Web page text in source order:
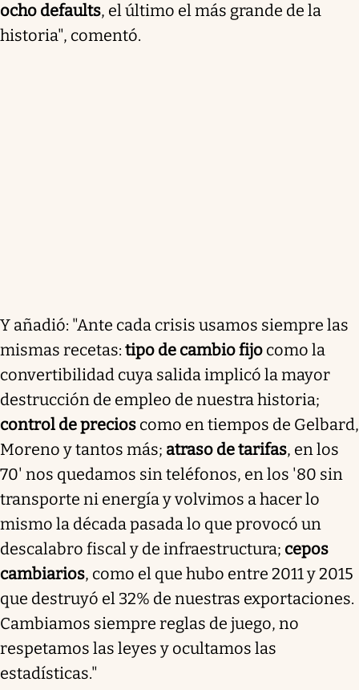
ocho defaults, el último el más grande de la
historia", comentó.
Y añadió: "Ante cada crisis usamos siempre las
mismas recetas: tipo de cambio fijo como la
convertibilidad cuya salida implicó la mayor
destrucción de empleo de nuestra historia;
control de precios como en tiempos de Gelbard,
Moreno y tantos más; atraso de tarifas, en los
70' nos quedamos sin teléfonos, en los '80 sin
transporte ni energía y volvimos a hacer lo
mismo la década pasada lo que provocó un
descalabro fiscal y de infraestructura; cepos
cambiarios, como el que hubo entre 2011 y 2015
que destruyó el 32% de nuestras exportaciones.
Cambiamos siempre reglas de juego, no
respetamos las leyes y ocultamos las
estadísticas."